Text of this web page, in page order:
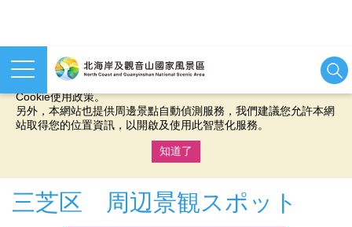
本網站使用cookies等相關技術以持續優化網站服務，並有助於為
您提供更佳的體驗，當您繼續使用本網站即表示您同意我們的
Cookie使用政策。
另外，本網站也提供周邊景點自動偵測服務，我們建議您允許本網
站取得您的位置資訊，以開啟及使用此智慧化服務。
知道了
三芝区 周辺景観スポット